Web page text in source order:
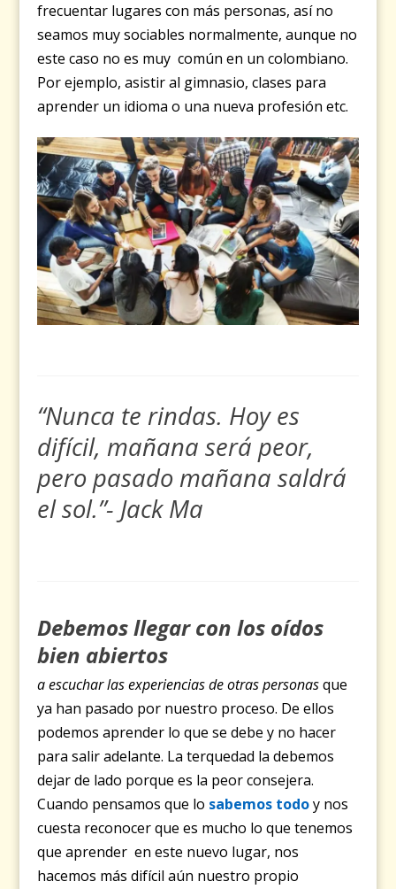
frecuentar lugares con más personas, así no
seamos muy sociables normalmente, aunque no
este caso no es muy común en un colombiano.
Por ejemplo, asistir al gimnasio, clases para
aprender un idioma o una nueva profesión etc.
“Nunca te rindas. Hoy es
difícil, mañana será peor,
pero pasado mañana saldrá
el sol.”- Jack Ma
Debemos llegar con los oídos
bien abiertos
a escuchar las experiencias de otras personas que
ya han pasado por nuestro proceso. De ellos
podemos aprender lo que se debe y no hacer
para salir adelante. La terquedad la debemos
dejar de lado porque es la peor consejera.
Cuando pensamos que lo sabemos todoy nos
cuesta reconocer que es mucho lo que tenemos
que aprender en este nuevo lugar, nos
hacemos más difícil aún nuestro propio